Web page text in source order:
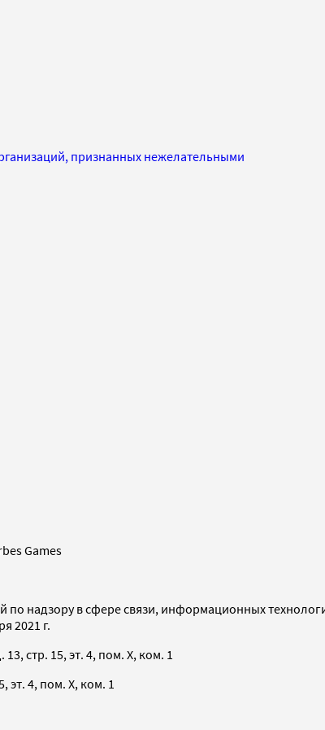
признанных нежелательными
Games
по надзору в сфере связи, информационных
2021 г.
стр. 15, эт. 4, пом. X, ком. 1
эт. 4, пом. X, ком. 1